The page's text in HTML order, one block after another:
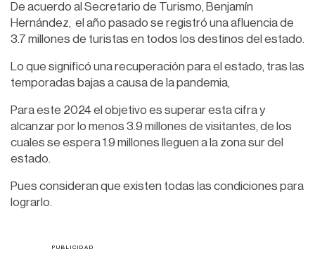
De acuerdo al Secretario de Turismo, Benjamín
Hernández, el año pasado se registró una afluencia de
3.7 millones de turistas en todos los destinos del estado.
Lo que significó una recuperación para el estado, tras las
temporadas bajas a causa de la pandemia,
Para este 2024 el objetivo es superar esta cifra y
alcanzar por lo menos 3.9 millones de visitantes, de los
cuales se espera 1.9 millones lleguen a la zona sur del
estado.
Pues consideran que existen todas las condiciones para
lograrlo.